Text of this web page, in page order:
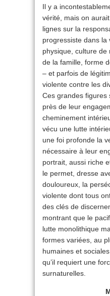
Il y a
vérité, mais on
lignes sur la
progressiste dans la
physique, culture de
de la famille, forme
– et parfois de
violente contre les
Ces grandes figures
près de leur
cheminement
vécu une lutte
une foi profonde la
nécessaire à leur
portrait, aussi riche
le permet, dresse
douloureux, la
violente dont tous
des clés de
montrant que le
lutte monolithique
formes variées, au
humaines et
qu’il requiert une
surnaturelles.